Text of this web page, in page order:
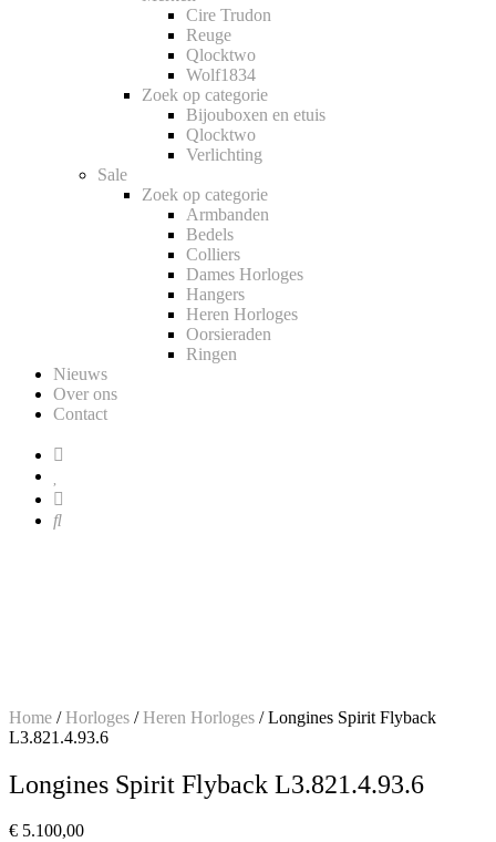
Cire Trudon
Reuge
Qlocktwo
Wolf1834
Zoek op categorie
Bijouboxen en etuis
Qlocktwo
Verlichting
Sale
Zoek op categorie
Armbanden
Bedels
Colliers
Dames Horloges
Hangers
Heren Horloges
Oorsieraden
Ringen
Nieuws
Over ons
Contact
Home /Horloges /Heren Horloges / Longines Spirit Flyback
L3.821.4.93.6
Longines Spirit Flyback L3.821.4.93.6
€ 5.100,00